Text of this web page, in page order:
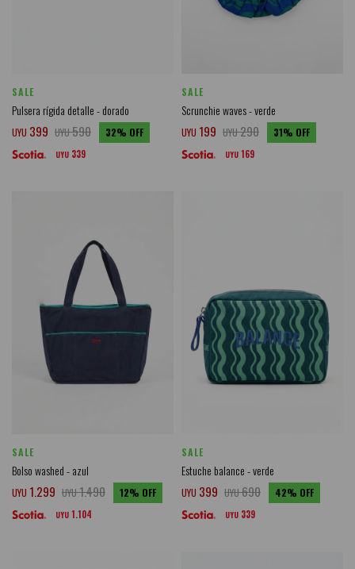
SALE
Pulsera rígida detalle - dorado
UYU 399 UYU590 32
UYU 339
SALE
Scrunchie waves - verde
UYU 199 UYU290 31
UYU 169
SALE
Bolso washed - azul
UYU 1.299 UYU1.490 12
UYU 1.104
SALE
Estuche balance - verde
UYU 399 UYU690 42
UYU 339